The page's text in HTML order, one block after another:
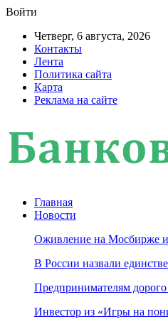
Войти
Четверг, 6 августа, 2026
Контакты
Лента
Политика сайта
Карта
Реклама на сайте
Главная
Новости
Оживление на Мосбирже и
В России назвали
Предпринимателям
Инвестор из «Игры на